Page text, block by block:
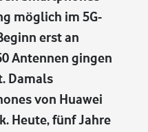
möglich im 5G-
erst an
Antennen gingen
Damals
von Huawei
Heute, fünf Jahre